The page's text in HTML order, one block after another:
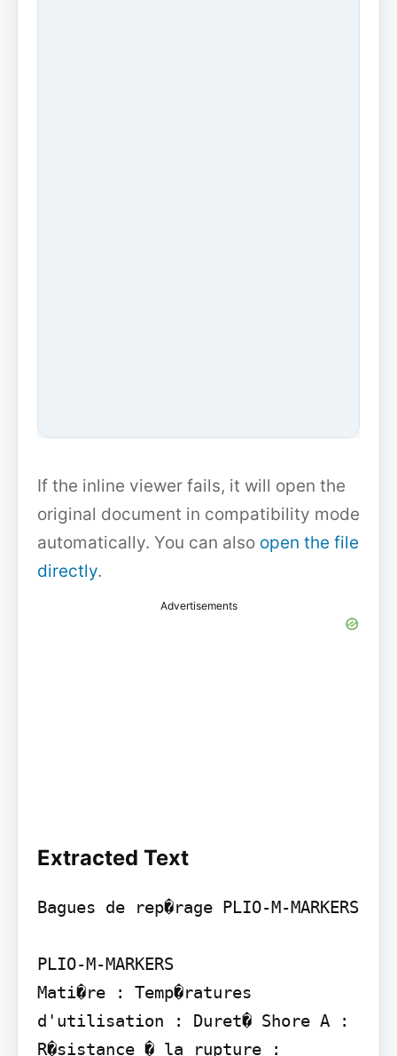
If the inline viewer fails, it will open the
original document in compatibility mode
automatically. You can also open the file
directly.
Advertisements
Extracted Text
Bagues de rep�rage PLIO-M-MARKERS
PLIO-M-MARKERS
Mati�re : Temp�ratures
d'utilisation : Duret� Shore A :
R�sistance � la rupture :